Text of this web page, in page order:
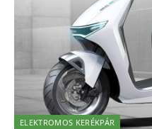
ELEKTROMOS KERÉKPÁR